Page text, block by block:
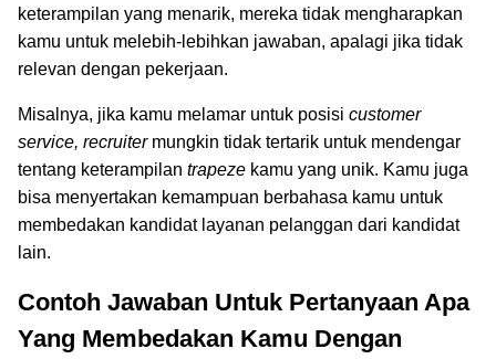
keterampilan yang menarik, mereka tidak mengharapkan
kamu untuk melebih-lebihkan jawaban, apalagi jika tidak
relevan dengan pekerjaan.
Misalnya, jika kamu melamar untuk posisi customer
service, recruitermungkin tidak tertarik untuk mendengar
tentang keterampilan trapeze kamu yang unik. Kamu juga
bisa menyertakan kemampuan berbahasa kamu untuk
membedakan kandidat layanan pelanggan dari kandidat
lain.
Contoh Jawaban Untuk Pertanyaan Apa
Yang Membedakan Kamu Dengan